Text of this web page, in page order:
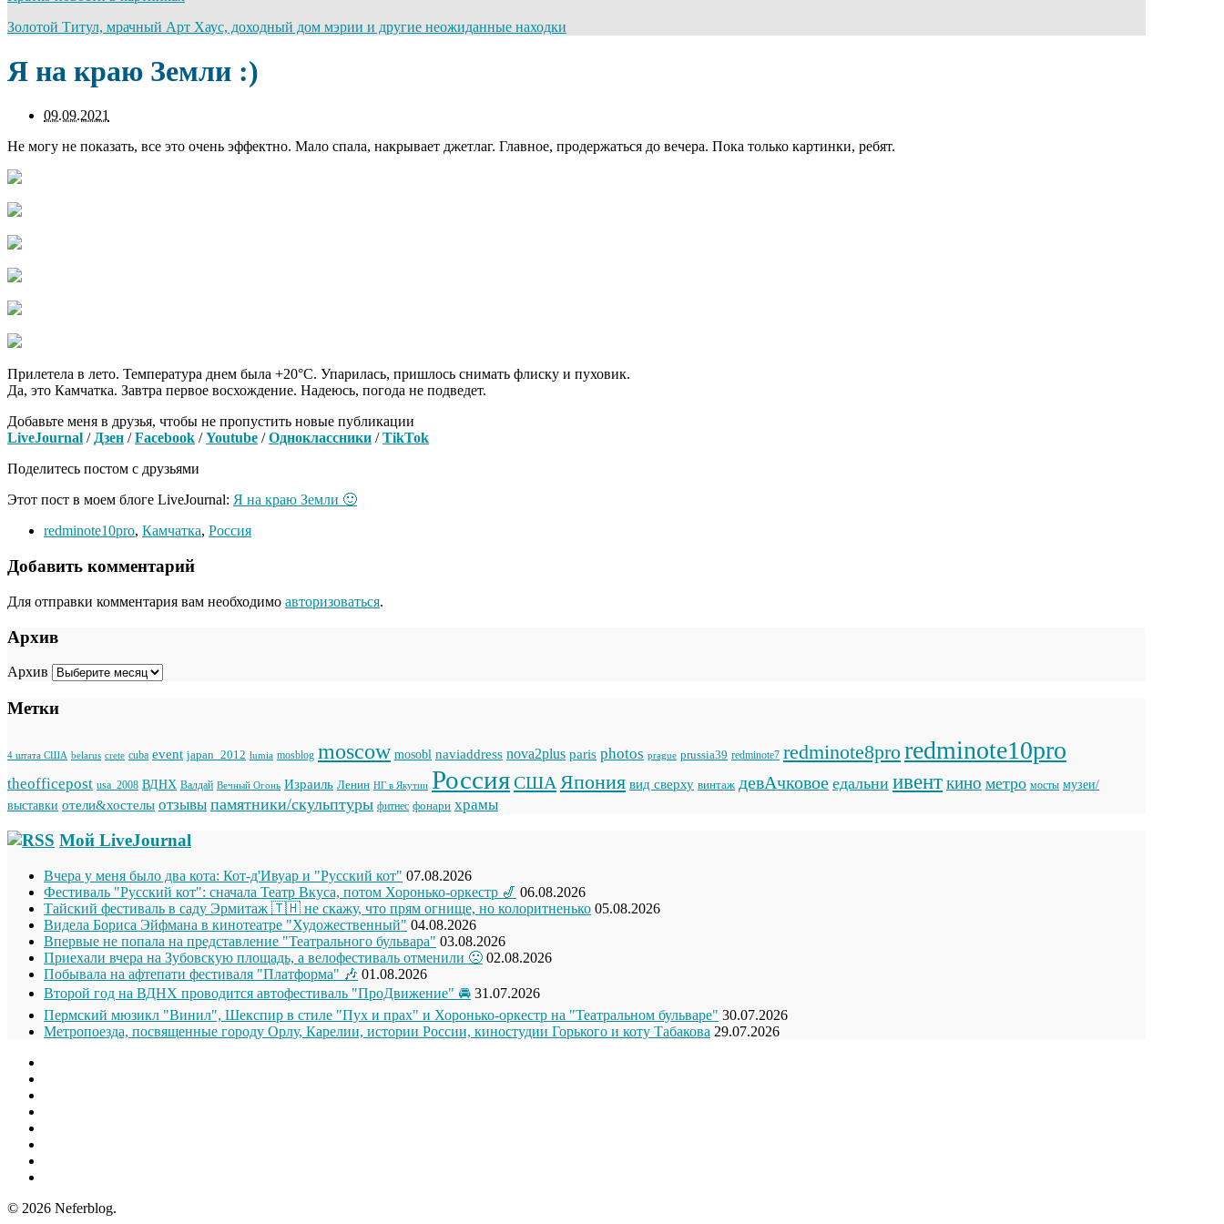
Золотой Титул, мрачный Арт Хаус, доходный дом мэрии и другие неожиданные находки
Я на краю Земли :)
09.09.2021
Не могу не показать, все это очень эффектно. Мало спала, накрывает джетлаг. Главное, продержаться до вечера. Пока только картинки, ребят.
Прилетела в лето. Температура днем была +20°С. Упарилась, пришлось снимать флиску и пуховик.
Да, это Камчатка. Завтра первое восхождение. Надеюсь, погода не подведет.
Добавьте меня в друзья, чтобы не пропустить новые публикации
LiveJournal /Дзен /Facebook /Youtube /Одноклассники /TikTok
Поделитесь постом с друзьями
Этот пост в моем блоге LiveJournal: Я на краю Земли 🙂
redminote10pro, Камчатка, Россия
Добавить комментарий
Для отправки комментария вам необходимо авторизоваться.
Архив
Архив
Метки
4 штата США belarus crete cuba event japan_2012 lumia mosblog moscow mosobl naviaddress nova2plus paris photos prague prussia39 redminote7 redminote8proredminote10pro
theofficepost usa_2008 ВДНХ Валдай Вечный Огонь Израиль Ленин НГ в Якутии РоссияСША Япония вид сверху винтаж девАчковое едальни ивенткино метро мосты музеи/
выставки отели&хостелы отзывы памятники/скульптуры фитнес фонари храмы
Мой LiveJournal
Вчера у меня было два кота: Кот-д'Ивуар и "Русский кот" 07.08.2026
Фестиваль "Русский кот": сначала Театр Вкуса, потом Хоронько-оркестр 🎷 06.08.2026
Тайский фестиваль в саду Эрмитаж 🇹🇭 не скажу, что прям огнище, но колоритненько 05.08.2026
Видела Бориса Эйфмана в кинотеатре "Художественный" 04.08.2026
Впервые не попала на представление "Театрального бульвара" 03.08.2026
Приехали вчера на Зубовскую площадь, а велофестиваль отменили 🙁 02.08.2026
Побывала на афтепати фестиваля "Платформа" 🎶 01.08.2026
Второй год на ВДНХ проводится автофестиваль "ПроДвижение" 🚘 31.07.2026
Пермский мюзикл "Винил", Шекспир в стиле "Пух и прах" и Хоронько-оркестр на "Театральном бульваре" 30.07.2026
Метропоезда, посвященные городу Орлу, Карелии, истории России, киностудии Горького и коту Табакова 29.07.2026
© 2026 Neferblog.